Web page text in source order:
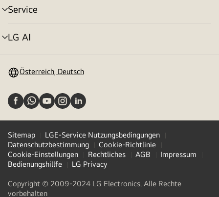
Service
Menü
umschalten
LG AI
Menü
Österreich, Deutsch
Sitemap
LGE-Service Nutzungsbedingungen
Datenschutzbestimmung
Cookie-Richtlinie
Cookie-Einstellungen
Rechtliches AGB
Impressum
Bedienungshillfe
LG Privacy
Copyright © 2009-2024 LG Electronics. Alle Rechte
vorbehalten